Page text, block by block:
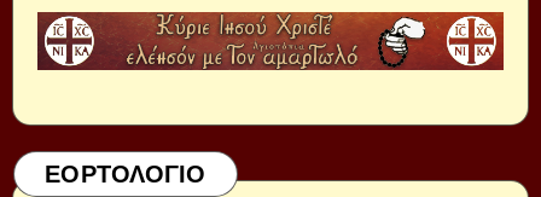
ΕΟΡΤΟΛΟΓΙΟ